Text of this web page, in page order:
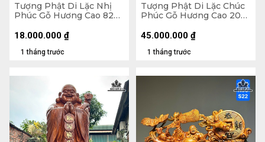
Tượng Phật Di Lặc Nhị
Phúc Gỗ Hương Cao 82
1 tháng trước
18.000.000 ₫
Tượng Phật Di Lặc Chúc
Phúc Gỗ Hương Cao 200
1 tháng trước
45.000.000 ₫